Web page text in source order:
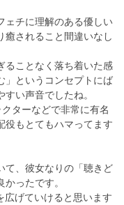
ェチに理解のある優しい
癒されること間違いなし
ることなく落ち着いた感
」というコンセプトにば
い声音でしたね。
ターなどで非常に有名
役もとてもハマってます
て、彼女なりの「聴きど
ったです。
広げていけると思います